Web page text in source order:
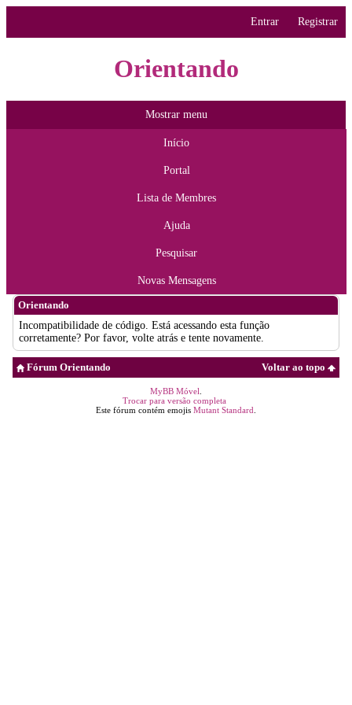
Entrar Registrar
Orientando
Mostrar menu
Início
Portal
Lista de Membres
Ajuda
Pesquisar
Novas Mensagens
Orientando
Incompatibilidade de código. Está acessando esta função
corretamente? Por favor, volte atrás e tente novamente.
Voltar ao topo
Fórum Orientando
MyBB Móvel
Trocar para versão completa
Este fórum contém emojis Mutant Standard